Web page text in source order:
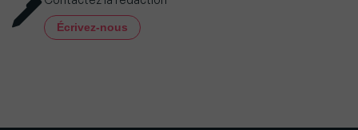
Écrivez-nous